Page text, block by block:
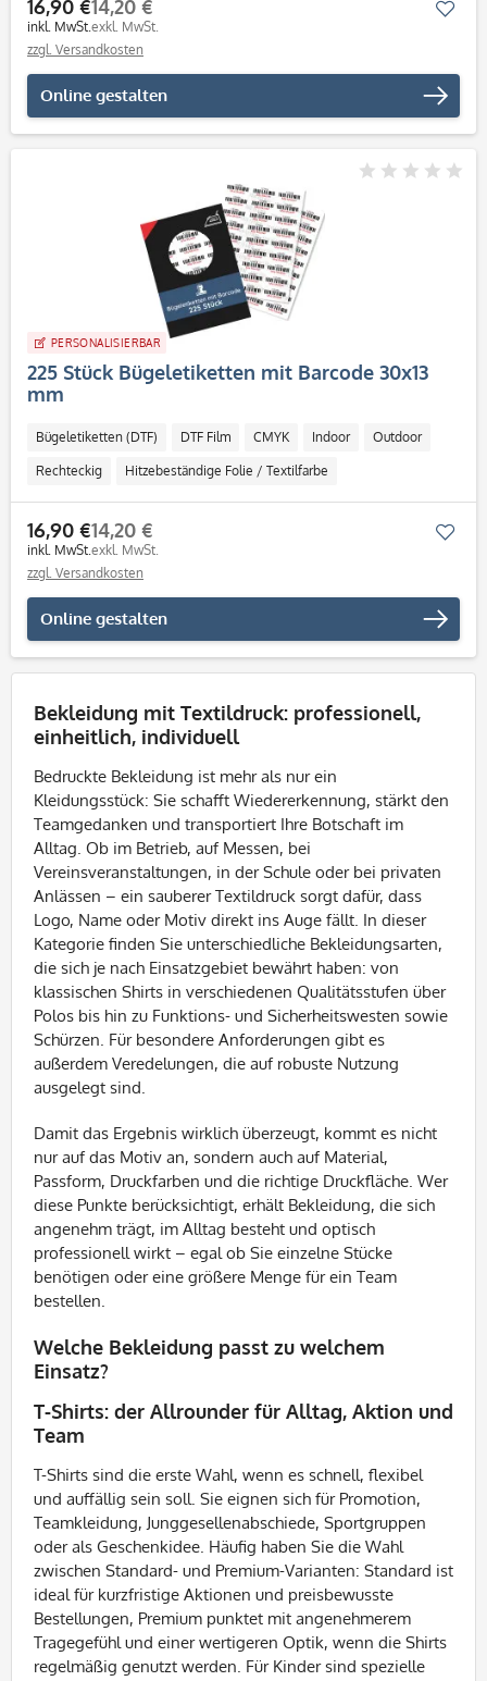
16,90 €
inkl. MwSt.
14,20 €
exkl. MwSt.
zzgl. Versandkosten
Online gestalten
PERSONALISIERBAR
225 Stück Bügeletiketten mit Barcode 30x13
mm
Bügeletiketten (DTF) DTF Film CMYK Indoor Outdoor
Rechteckig Hitzebeständige Folie / Textilfarbe
16,90 €
inkl. MwSt.
14,20 €
exkl. MwSt.
zzgl. Versandkosten
Online gestalten
Bekleidung mit Textildruck: professionell,
einheitlich, individuell
Bedruckte Bekleidung ist mehr als nur ein
Kleidungsstück: Sie schafft Wiedererkennung, stärkt den
Teamgedanken und transportiert Ihre Botschaft im
Alltag. Ob im Betrieb, auf Messen, bei
Vereinsveranstaltungen, in der Schule oder bei privaten
Anlässen – ein sauberer Textildruck sorgt dafür, dass
Logo, Name oder Motiv direkt ins Auge fällt. In dieser
Kategorie finden Sie unterschiedliche Bekleidungsarten,
die sich je nach Einsatzgebiet bewährt haben: von
klassischen Shirts in verschiedenen Qualitätsstufen über
Polos bis hin zu Funktions- und Sicherheitswesten sowie
Schürzen. Für besondere Anforderungen gibt es
außerdem Veredelungen, die auf robuste Nutzung
ausgelegt sind.
Damit das Ergebnis wirklich überzeugt, kommt es nicht
nur auf das Motiv an, sondern auch auf Material,
Passform, Druckfarben und die richtige Druckfläche. Wer
diese Punkte berücksichtigt, erhält Bekleidung, die sich
angenehm trägt, im Alltag besteht und optisch
professionell wirkt – egal ob Sie einzelne Stücke
benötigen oder eine größere Menge für ein Team
bestellen.
Welche Bekleidung passt zu welchem
Einsatz?
T-Shirts: der Allrounder für Alltag, Aktion und
Team
T-Shirts sind die erste Wahl, wenn es schnell, flexibel
und auffällig sein soll. Sie eignen sich für Promotion,
Teamkleidung, Junggesellenabschiede, Sportgruppen
oder als Geschenkidee. Häufig haben Sie die Wahl
zwischen Standard- und Premium-Varianten: Standard ist
ideal für kurzfristige Aktionen und preisbewusste
Bestellungen, Premium punktet mit angenehmerem
Tragegefühl und einer wertigeren Optik, wenn die Shirts
regelmäßig genutzt werden. Für Kinder sind spezielle